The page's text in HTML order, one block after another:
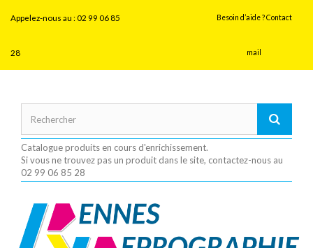
Besoin d’aide ? Contact
mail
Appelez-nous au :02 99 06 85
28
Catalogue produits en cours d'enrichissement.
Si vous ne trouvez pas un produit dans le site, contactez-nous au
02 99 06 85 28